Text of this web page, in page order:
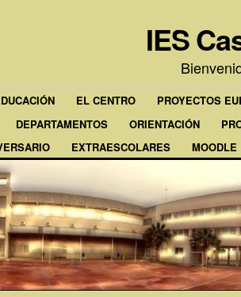
IES
EL CENTRO
PROYECTOS
DEPARTAMENTOS ORIENTACIÓN
EXTRAESCOLARES MOODLE